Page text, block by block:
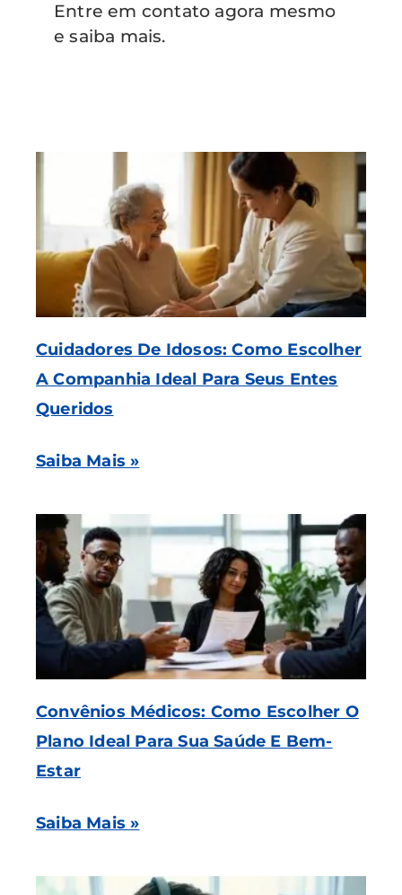
Entre em contato agora mesmo
e saiba mais.
Cuidadores De Idosos: Como Escolher
A Companhia Ideal Para Seus Entes
Queridos
Saiba Mais »
Convênios Médicos: Como Escolher O
Plano Ideal Para Sua Saúde E Bem-
Estar
Saiba Mais »